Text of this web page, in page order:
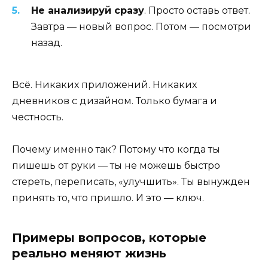
Не анализируй сразу. Просто оставь ответ.
Завтра — новый вопрос. Потом — посмотри
назад.
Всё. Никаких приложений. Никаких
дневников с дизайном. Только бумага и
честность.
Почему именно так? Потому что когда ты
пишешь от руки — ты не можешь быстро
стереть, переписать, «улучшить». Ты вынужден
принять то, что пришло. И это — ключ.
Примеры вопросов, которые
реально меняют жизнь